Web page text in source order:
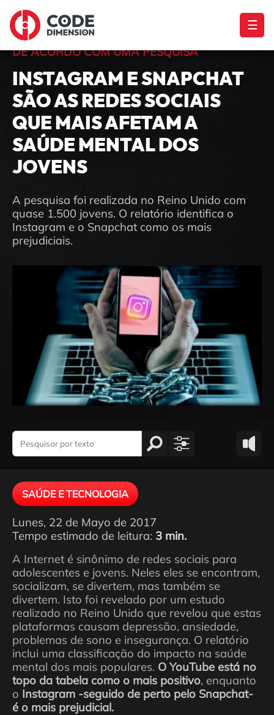
☰
DE ACORDO COM UMA PESQUISA
INSTAGRAM E SNAPCHAT
SÃO AS REDES SOCIAIS
QUE MAIS AFETAM A
SAÚDE MENTAL DOS
JOVENS
A pesquisa foi realizada no Reino Unido com
quase 1.500 jovens. O relatório identifica o
Instagram e o Snapchat como os mais
prejudiciais.
SAÚDE E TECNOLOGIA
Lunes, 22 de Mayo de 2017
Tempo estimado de leitura: 3 min.
A Internet é sinônimo de redes sociais para
adolescentes e jovens. Neles eles se encontram,
socializam, se divertem, mas também se
divertem. Isto foi revelado por um estudo
realizado no Reino Unido que revelou que estas
plataformas causam depressão, ansiedade,
problemas de sono e insegurança. O relatório
inclui uma classificação do impacto na saúde
mental dos mais populares. O YouTube está no
topo da tabela como o mais positivo, enquanto
o Instagram -seguido de perto pelo Snapchat-
é o mais prejudicial.